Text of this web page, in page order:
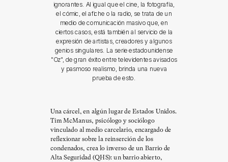
ignorantes. Al igual que el cine, la fotografía,
el cómic, el afiche o la radio, se trata de un
medio de comunicación masivo que, en
ciertos casos, está también al servicio de la
expresión de artistas, creadores y algunos
genios singulares. La serie estadounidense
"Oz", de gran éxito entre televidentes avisados
y pasmoso realismo, brinda una nueva
prueba de esto.
Una cárcel, en algún lugar de Estados Unidos.
Tim McManus, psicólogo y sociólogo
vinculado al medio carcelario, encargado de
reflexionar sobre la reinserción de los
condenados, crea lo inverso de un Barrio de
Alta Seguridad (QHS): un barrio abierto,